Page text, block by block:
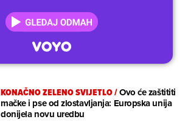
KONAČNO ZELENO SVIJETLO/Ovo će zaštititi
mačke i pse od zlostavljanja: Europska unija
donijela novu uredbu